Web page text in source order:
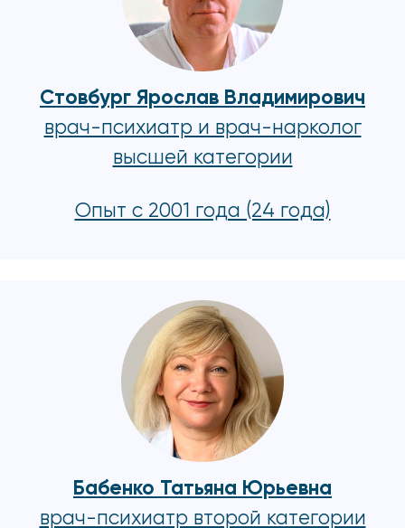
Стовбург Ярослав Владимирович
врач-психиатр и врач-нарколог
высшей категории
Опыт с 2001 года (24 года)
Бабенко Татьяна Юрьевна
врач-психиатр второй категории